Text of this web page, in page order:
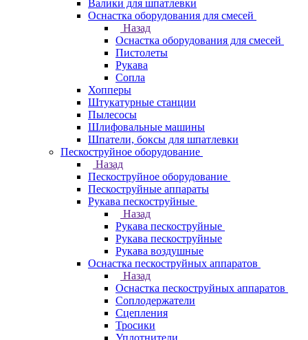
Валики для шпатлевки
Оснастка оборудования для смесей
Назад
Оснастка оборудования для смесей
Пистолеты
Рукава
Сопла
Хопперы
Штукатурные станции
Пылесосы
Шлифовальные машины
Шпатели, боксы для шпатлевки
Пескоструйное оборудование
Назад
Пескоструйное оборудование
Пескоструйные аппараты
Рукава пескоструйные
Назад
Рукава пескоструйные
Рукава пескоструйные
Рукава воздушные
Оснастка пескоструйных аппаратов
Назад
Оснастка пескоструйных аппаратов
Соплодержатели
Сцепления
Тросики
Уплотнители